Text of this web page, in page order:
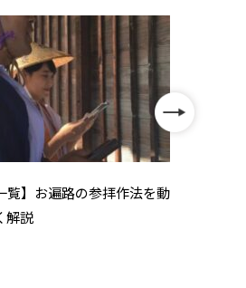
覧】お遍路の参拝作法を動
解説